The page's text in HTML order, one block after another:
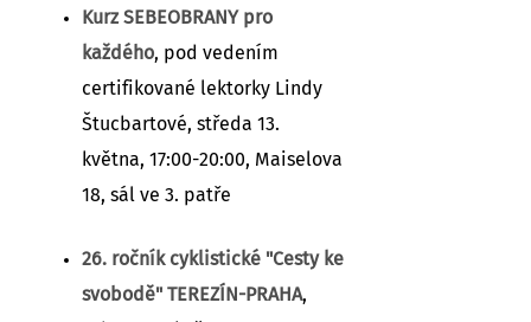
Kurz SEBEOBRANY pro
každého, pod vedením
certifikované lektorky Lindy
Štucbartové, středa 13.
května, 17:00-20:00, Maiselova
18, sál ve 3. patře
26. ročník cyklistické "Cesty ke
svobodě" TEREZÍN-PRAHA,